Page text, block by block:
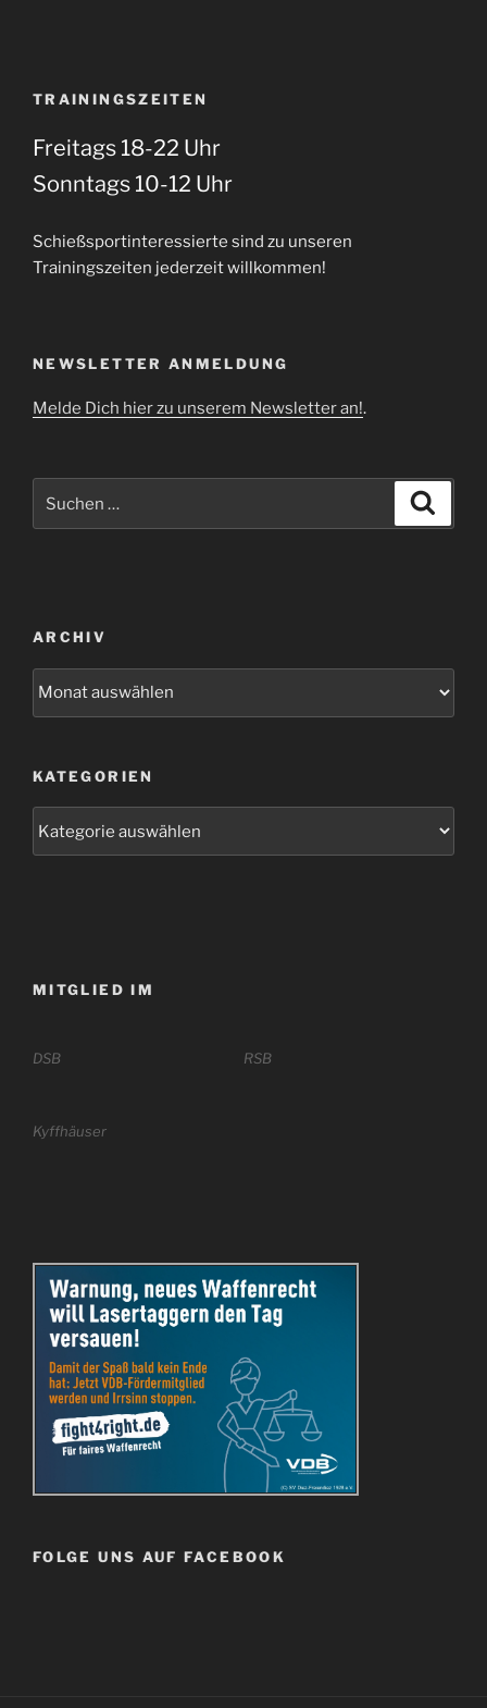
TRAININGSZEITEN
Freitags 18-22 Uhr
Sonntags 10-12 Uhr
Schießsportinteressierte sind zu unseren
Trainingszeiten jederzeit willkommen!
NEWSLETTER ANMELDUNG
Melde Dich hier zu unserem Newsletter an!.
nach:
ARCHIV
KATEGORIEN
MITGLIED IM
DSB RSB
Kyffhäuser
FOLGE UNS AUF FACEBOOK